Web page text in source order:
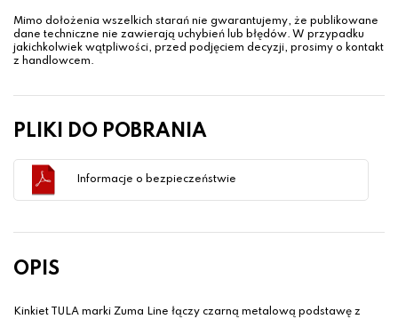
Mimo dołożenia wszelkich starań nie gwarantujemy, że publikowane
dane techniczne nie zawierają uchybień lub błędów. W przypadku
jakichkolwiek wątpliwości, przed podjęciem decyzji, prosimy o kontakt
z handlowcem.
PLIKI DO POBRANIA
Informacje o bezpieczeństwie
OPIS
Kinkiet TULA marki Zuma Line łączy czarną metalową podstawę z